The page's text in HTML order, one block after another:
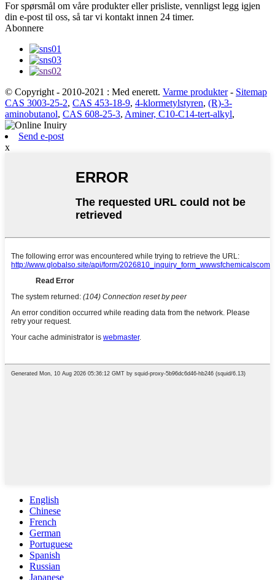
For spørsmål om våre produkter eller prisliste, vennligst legg igjen
din e-post til oss, så tar vi kontakt innen 24 timer.
Abonnere
© Copyright - 2010-2021 : Med enerett. Varme produkter- Sitemap
CAS 3003-25-2, CAS 453-18-9, 4-klormetylstyren, (R)-3-
aminobutanol, CAS 608-25-3, Aminer, C10-C14-tert-alkyl,
Send e-post
x
English
Chinese
French
German
Portuguese
Spanish
Russian
Japanese